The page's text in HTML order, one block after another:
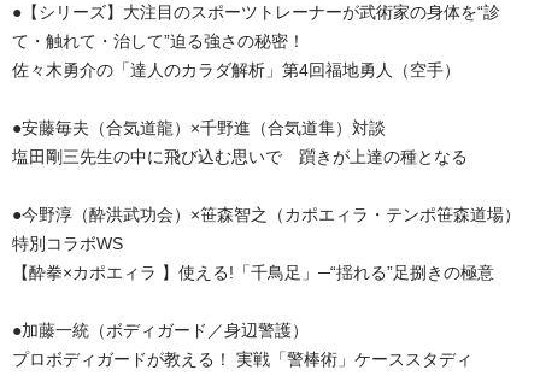
●【シリーズ】大注目のスポーツトレーナーが武術家の身体を“診
て・触れて・治して”迫る強さの秘密！
佐々木勇介の「達人のカラダ解析」第4回福地勇人（空手）
●安藤毎夫（合気道龍）×千野進（合気道隼）対談
塩田剛三先生の中に飛び込む思いで 躓きが上達の種となる
●今野淳（酔洪武功会）×笹森智之（カポエィラ・テンポ笹森道場）
特別コラボWS
【酔拳×カポエィラ 】使える!「千鳥足」─“揺れる”足捌きの極意
●加藤一統（ボディガード／身辺警護）
プロボディガードが教える！ 実戦「警棒術」ケーススタディ